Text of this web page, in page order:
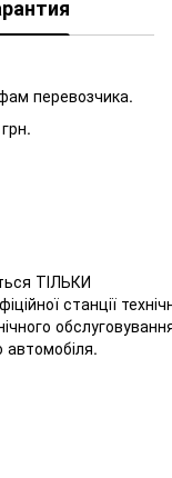
перевозчика.
ТІЛЬКИ
станції
автомобіля.